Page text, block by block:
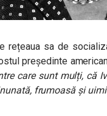
rețeaua sa de
președinte
care sunt mulți, că
frumoasă și